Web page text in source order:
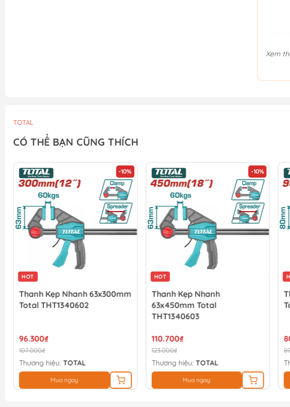
Xem
TOTAL
CÓ THỂ BẠN CŨNG THÍCH
-10%
HOT
Thanh Kẹp Nhanh 63x300mm
Total THT1340602
96.300₫
107.000₫
Thương hiệu: TOTAL
Mua ngay
-10%
HOT
Thanh Kẹp Nhanh
63x450mm Total
THT1340603
110.700₫
123.000₫
Thương hiệu: TOTAL
Mua ngay